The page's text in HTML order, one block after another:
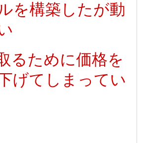
を構築したが動
るために価格を
げてしまってい